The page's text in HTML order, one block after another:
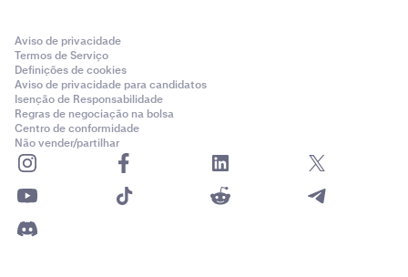
Aviso de privacidade
Termos de Serviço
Definições de cookies
Aviso de privacidade para candidatos
Isenção de Responsabilidade
Regras de negociação na bolsa
Centro de conformidade
Não vender/partilhar